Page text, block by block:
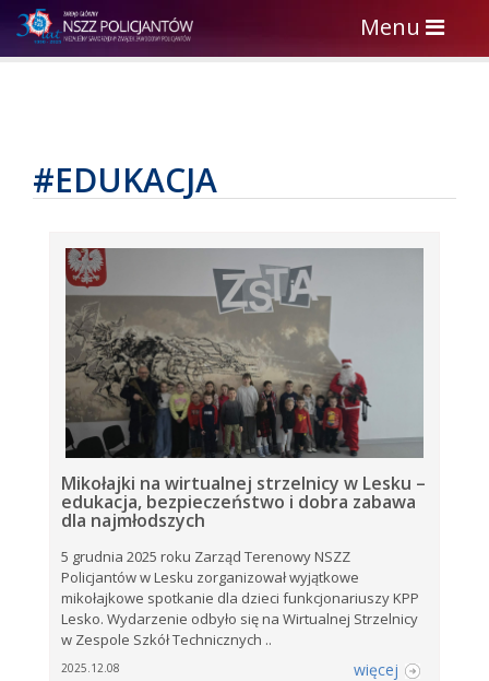
Toggle
navigation
Menu
#EDUKACJA
Mikołajki na wirtualnej strzelnicy w Lesku –
edukacja, bezpieczeństwo i dobra zabawa
dla najmłodszych
5 grudnia 2025 roku Zarząd Terenowy NSZZ
Policjantów w Lesku zorganizował wyjątkowe
mikołajkowe spotkanie dla dzieci funkcjonariuszy KPP
Lesko. Wydarzenie odbyło się na Wirtualnej Strzelnicy
w Zespole Szkół Technicznych ..
2025.12.08 więcej